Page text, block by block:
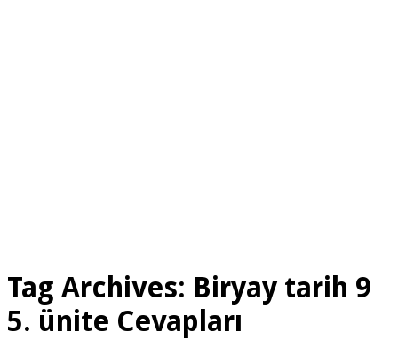
Tag Archives: Biryay tarih 9
5. ünite Cevapları